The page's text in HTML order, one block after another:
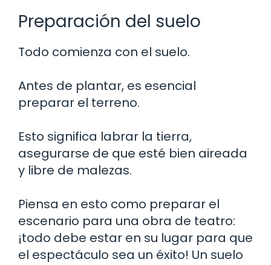
Preparación del suelo
Todo comienza con el suelo.
Antes de plantar, es esencial
preparar el terreno.
Esto significa labrar la tierra,
asegurarse de que esté bien aireada
y libre de malezas.
Piensa en esto como preparar el
escenario para una obra de teatro:
¡todo debe estar en su lugar para que
el espectáculo sea un éxito! Un suelo